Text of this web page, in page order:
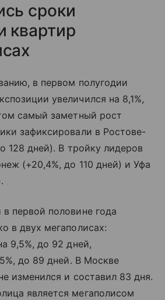
сроки
квартир
в первом полугодии
увеличился на 8,1%,
самый заметный рост
зафиксировали в Ростове-
128 дней). В тройку лидеров
(+20,4%, до 110 дней) и Уфа
первой половине года
в двух мегаполисах:
9,5%, до 92 дней,
до 89 дней. В Москве
изменился и составил 83 дня.
является мегаполисом